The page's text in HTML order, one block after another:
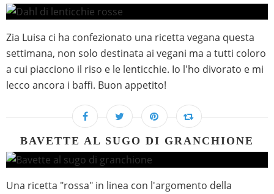
Zia Luisa ci ha confezionato una ricetta vegana questa
settimana, non solo destinata ai vegani ma a tutti coloro
a cui piacciono il riso e le lenticchie. Io l'ho divorato e mi
lecco ancora i baffi. Buon appetito!
BAVETTE AL SUGO DI GRANCHIONE
Una ricetta "rossa" in linea con l'argomento della